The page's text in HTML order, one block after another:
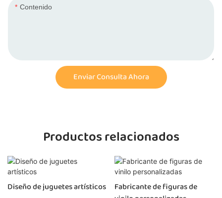
Contenido
Enviar Consulta Ahora
Productos relacionados
Diseño de juguetes artísticos
Fabricante de figuras de